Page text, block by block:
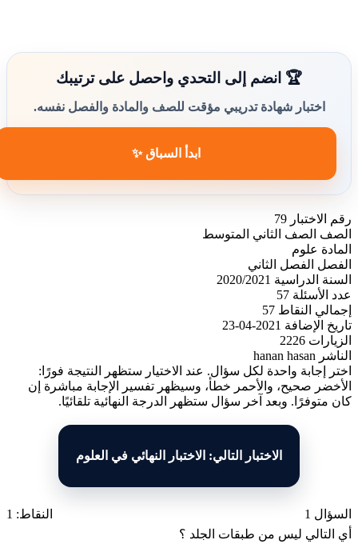
🏆 انضم إلى التحدي واحصل على ترتيبك
اختبار شهادة تدريبي مؤقت للصف والمادة والفصل نفسه.
ابدأ السباق ✨
رقم الاختبار 79
الصف
الصف الثاني المتوسط
المادة
علوم
الفصل
الفصل الثاني
السنة الدراسية
2020/2021
عدد الأسئلة 57
إجمالي النقاط 57
تاريخ الإضافة
2021-04-23
الزيارات 2226
الناشر hanan hasan
اختر إجابة واحدة لكل سؤال. عند الاختيار ستظهر النتيجة فورًا:
الأخضر صحيح، والأحمر خطأ، وسيظهر تفسير الإجابة مباشرة إن
كان متوفرًا. وبعد آخر سؤال ستظهر الدرجة النهائية تلقائيًا.
الاختبار التالي: الاختبار النهائي في العلوم
السؤال 1
النقاط: 1
أي التالي ليس من طبقات الجلد ؟